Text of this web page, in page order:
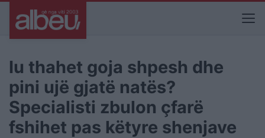
Iu thahet goja shpesh dhe
pini ujë gjatë natës?
Specialisti zbulon çfarë
fshihet pas këtyre shenjave